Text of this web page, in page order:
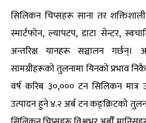
सिलिकन चिप्सहरू साना तर
स्मार्टफोन, ल्यापटप, डाटा सेन्टर,
अन्तरिक्ष यानहरू सञ्चालन गर्छन्।
सामग्रीहरूको तुलनामा यिनको प्रभाव
वर्ष करिब ३०,००० टन सिलिकन मात्र
उत्पादन हुने ४.२ अर्ब टन कङ्क्रिटको